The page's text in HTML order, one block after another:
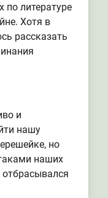
по литературе
Хотя в
рассказать
и
нашу
но
наших